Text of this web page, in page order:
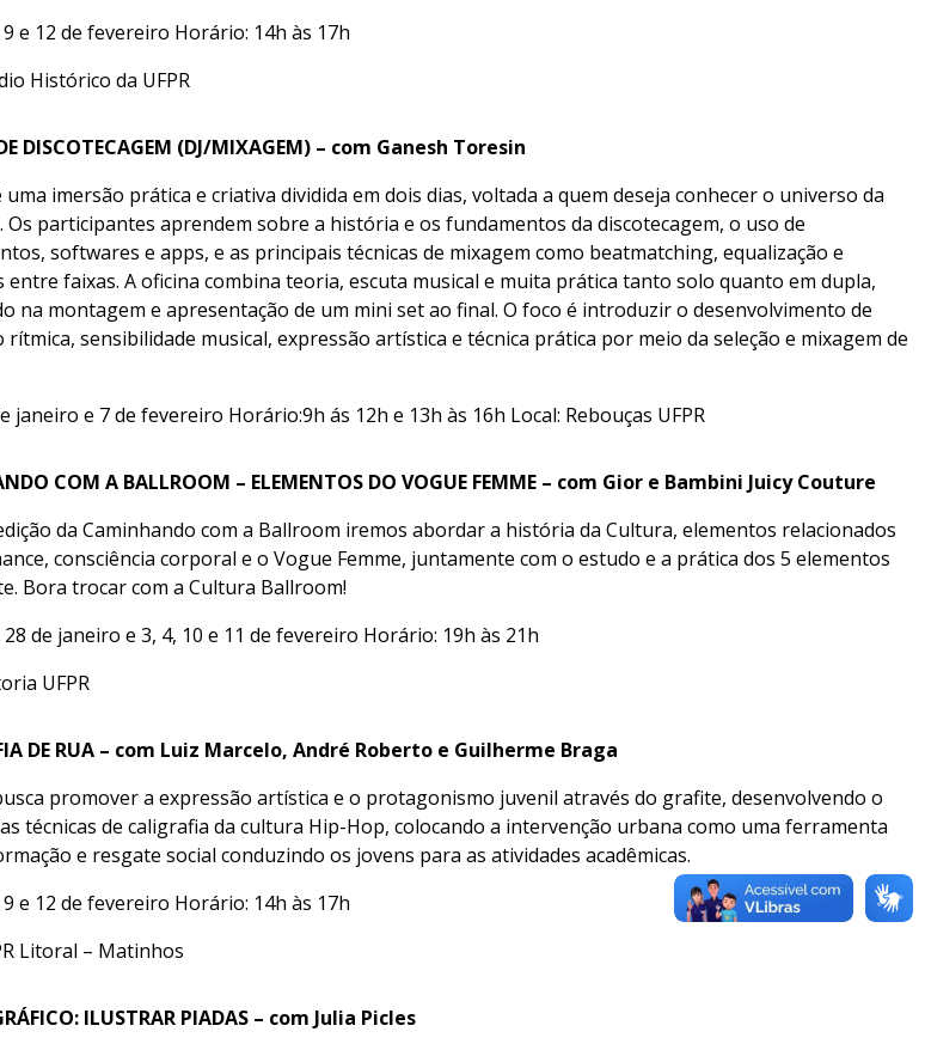
9 e 12 de fevereiro Horário: 14h às 17h
Histórico da UFPR
DISCOTECAGEM (DJ/MIXAGEM) – com Ganesh Toresin
uma imersão prática e criativa dividida em dois dias, voltada a quem deseja conhecer o universo da
Os participantes aprendem sobre a história e os fundamentos da discotecagem, o uso de
softwares e apps, e as principais técnicas de mixagem como beatmatching, equalização e
entre faixas. A oficina combina teoria, escuta musical e muita prática tanto solo quanto em dupla,
na montagem e apresentação de um mini set ao final. O foco é introduzir o desenvolvimento de
rítmica, sensibilidade musical, expressão artística e técnica prática por meio da seleção e mixagem de
janeiro e 7 de fevereiro Horário:9h ás 12h e 13h às 16h Local: Rebouças UFPR
COM A BALLROOM – ELEMENTOS DO VOGUE FEMME – com Gior e Bambini Juicy Couture
da Caminhando com a Ballroom iremos abordar a história da Cultura, elementos relacionados
consciência corporal e o Vogue Femme, juntamente com o estudo e a prática dos 5 elementos
Bora trocar com a Cultura Ballroom!
28 de janeiro e 3, 4, 10 e 11 de fevereiro Horário: 19h às 21h
UFPR
DE RUA – com Luiz Marcelo, André Roberto e Guilherme Braga
promover a expressão artística e o protagonismo juvenil através do grafite, desenvolvendo o
técnicas de caligrafia da cultura Hip-Hop, colocando a intervenção urbana como uma ferramenta
e resgate social conduzindo os jovens para as atividades acadêmicas.
9 e 12 de fevereiro Horário: 14h às 17h
Litoral – Matinhos
ILUSTRAR PIADAS – com Julia Picles